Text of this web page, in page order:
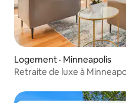
Logement · Minneapolis
Retraite de luxe à